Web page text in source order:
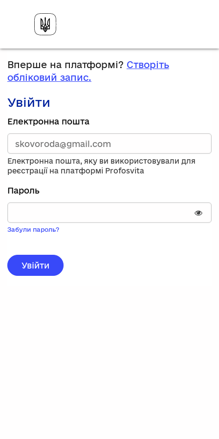
Вперше на платформі? Створіть
обліковий запис.
Увійти
Зареєструйтесь,
використавши
електронну
адресу
та
пароль.
Якщо
вас
немає
запису,
натисніть
реєстрації.
Електронна пошта
Електронна пошта, яку ви використовували для
реєстрації на платформі Profosvita
Пароль
Забули пароль?
Увійти